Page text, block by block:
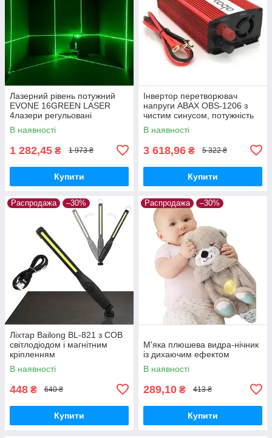
Лазерний рівень потужний
EVONE 16GREEN LASER
4лазери регульовані
В наявності
1 282,45 ₴ 1 973 ₴
Купити
Інвертор перетворювач
напруги ABAX OBS-1206 з
чистим синусом, потужність
1200W
В наявності
3 618,96 ₴ 5 322 ₴
Купити
Распродажа –30%
Ліхтар Bailong BL-821 з COB
світлодіодом і магнітним
кріпленням
В наявності
448 ₴ 640 ₴
Купити
Распродажа –30%
М'яка плюшева видра-нічник
із дихаючим ефектом
В наявності
289,10 ₴ 413 ₴
Купити